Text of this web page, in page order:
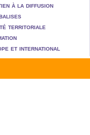
à la diffusion
territoriale
et international